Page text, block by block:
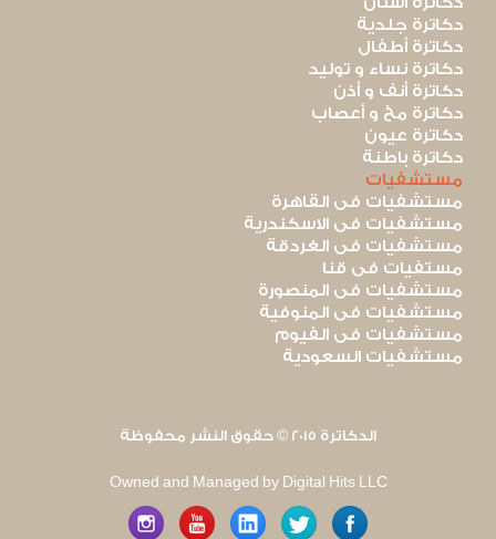
دكاترة جلدية
دكاترة أطفال
دكاترة نساء و توليد
دكاترة أنف و أذن
دكاترة مخ و أعصاب
دكاترة عيون
دكاترة باطنة
مستشفيات
مستشفيات فى القاهرة
مستشفيات فى الاسكندرية
مستشفيات فى الغردقة
مستفيات فى قنا
مستشفيات فى المنصورة
مستشفيات فى المنوفية
مستشفيات فى الفيوم
مستشفيات السعودية
الدكاترة 2015 © حقوق النشر محفوظة
Owned and Managed by Digital Hits LLC